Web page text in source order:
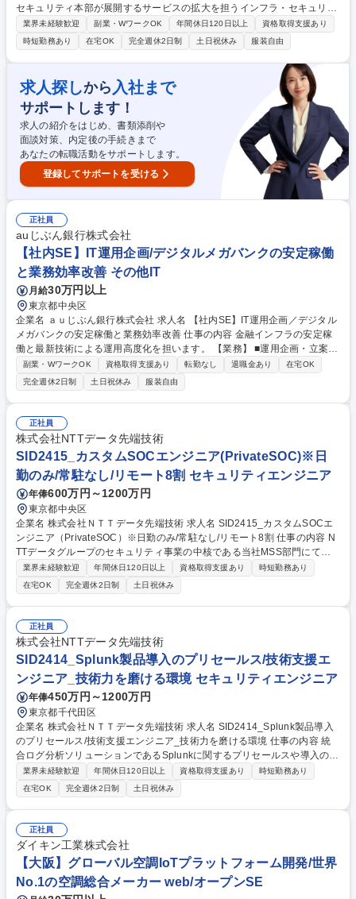
セキュリティ本部が展開するサービスの拡大を担うインフラ・セキュリテ
ィエンジニアのメンバー・PL募集となります。実務を経験して頂き、企業
のセキュリティ向上を支援できるエンジニアとして期待しております。
【詳細】 ■オンプレからAWS、Azure 等クラウド環境への移行における、
詳細設計フェーズ以降の構築業務 ■情報システムの運用自動化支援 ■セキ
ュリティ製品（Splunk、CyberArk、Okta、CrowdStrike等）導入エンジ
ニア ■ゼロトラストネットワークアクセス実現におけるシステム導入 ■企
業内CSIRT/SOCの運営・運用改善プロジェクトにおけるセキュリティロ
グ解析 募集職種 ★211【インフラ/セキュリティエンジニア】業務を通じ
てスキルアップが可能！
業界未経験歓迎 副業・WワークOK 年間休日120日以上
資格取得支援あり
時短勤務あり
在宅OK 完全週休2日制 土日祝休み 服装自由
求人探しから 入社まで
サポートします！
求人の紹介をはじめ、書類添削や
面談対策、内定後の手続きまで
あなたの転職活動をサポートします。
登録してサポートを受ける
正社員
auじぶん銀行株式会社
【社内SE】IT運用企画/デジタルメガバンクの安定稼働
と業務効率改善 その他IT
月給30万円以上
東京都中央区
企業名 ａｕじぶん銀行株式会社 求人名 【社内SE】IT運用企画／デジタル
メガバンクの安定稼働と業務効率改善 仕事の内容 金融インフラの安定稼
働と最新技術による運用高度化を担います。 【業務】 ■運用企画・立案・
改善 ■委託先統括 ■開発やDCとの運用調整 ■監視・ジョブ管理 ■新規シス
テム受入 【プロジェクト例】 ■運用改革：夜間休日対応の迅速化や銀行シ
ステムの無停止運用を実現 ■能動監視へのシフト：Splunk/Zabbix等の活
用 ■開発部門からの保守作業巻き取り ■障害初期対応の対象拡大 PLとして
分析から実行まで主導。 ■2～3名のチーム体制で、着任後も各種研修やメ
ンターによるOJTなど伴走支援が万全なため、安心して挑戦できる環境で
す。 募集職種 【社内SE】IT運用企画／デジタルメガバンクの安定稼働と
業務効率改善
副業・WワークOK 資格取得支援あり 転勤なし 退職金あり
在宅OK
完全週休2日制
土日祝休み 服装自由
正社員
株式会社NTTデータ先端技術
SID2415_カスタムSOCエンジニア(PrivateSOC)※日
勤のみ/常駐なし/リモート8割 セキュリティエンジニア
年俸600万円～1200万円
東京都中央区
企業名 株式会社ＮＴＴデータ先端技術 求人名 SID2415_カスタムSOCエ
ンジニア（PrivateSOC）※日勤のみ/常駐なし/リモート8割 仕事の内容 N
TTデータグループのセキュリティ事業の中核である当社MSS部門にて、
お客様環境に合わせたセキュリティ監視サービスを提供します。通常のS
OCでは特定ベンダー製品に限定されることが多い中、当社は導入済みの
既存 機器やクラウドサービスも柔軟に活用し、最適なカスタムSOCを実
現。サービス開始以降、問合せが急増しており、体制強化の為の募集で
す。 【業務内容】■SIEMを核としたセキュリティ監視基盤やサービスの提
案・構築■SIEMからのアラート解析（脅威情報やお客様環境の情報を組み
合わせた分析）■緊急度の高いイベントの報告、初動対応アドバイス■検知
ルールのチューニング、SOARを活用した運用や初動対応の自動化提案 募
集職種 SID2415_カスタムSOCエンジニア（PrivateSOC）※日勤のみ/常
駐なし/リモート8割
業界未経験歓迎 年間休日120日以上 資格取得支援あり
時短勤務あり
在宅OK
完全週休2日制 土日祝休み
正社員
株式会社NTTデータ先端技術
SID2414_Splunk製品導入のプリセールス/技術支援エ
ンジニア_技術力を磨ける環境 セキュリティエンジニア
年俸450万円～1200万円
東京都千代田区
企業名 株式会社ＮＴＴデータ先端技術 求人名 SID2414_Splunk製品導入
のプリセールス/技術支援エンジニア_技術力を磨ける環境 仕事の内容 統
合ログ分析ソリューションであるSplunkに関するプリセールスや導入の技
術支援を行います。当社はSplunkの日本展開初期よりディストリビュータ
ーとして市場をけん引してきました。 ■Splunk社との連携をはじめ、主に
リセラー企業への技術支援を中心に、エンドユーザーへの導入サポートも
行います。■顧客との要件定義や打ち合わせにも技術担当として同席し、
提案・調整を行う機会があります。■売上目標は持たず、営業と協力しな
がら技術面で信頼を築く立場です。■社内では営業・エンジニア・ビジネ
スパートナーと密に連携しながら業務を進めるため、技術力だけでなくビ
ジネス感覚も磨けるポジションです。 募集職種 SID2414_Splunk製品導
入のプリセールス/技術支援エンジニア_技術力を磨ける環境
業界未経験歓迎 年間休日120日以上 資格取得支援あり
時短勤務あり
在宅OK
完全週休2日制 土日祝休み
正社員
ダイキン工業株式会社
【大阪】グローバル空調IoTプラットフォーム開発/世界
No.1の空調総合メーカー web/オープンSE